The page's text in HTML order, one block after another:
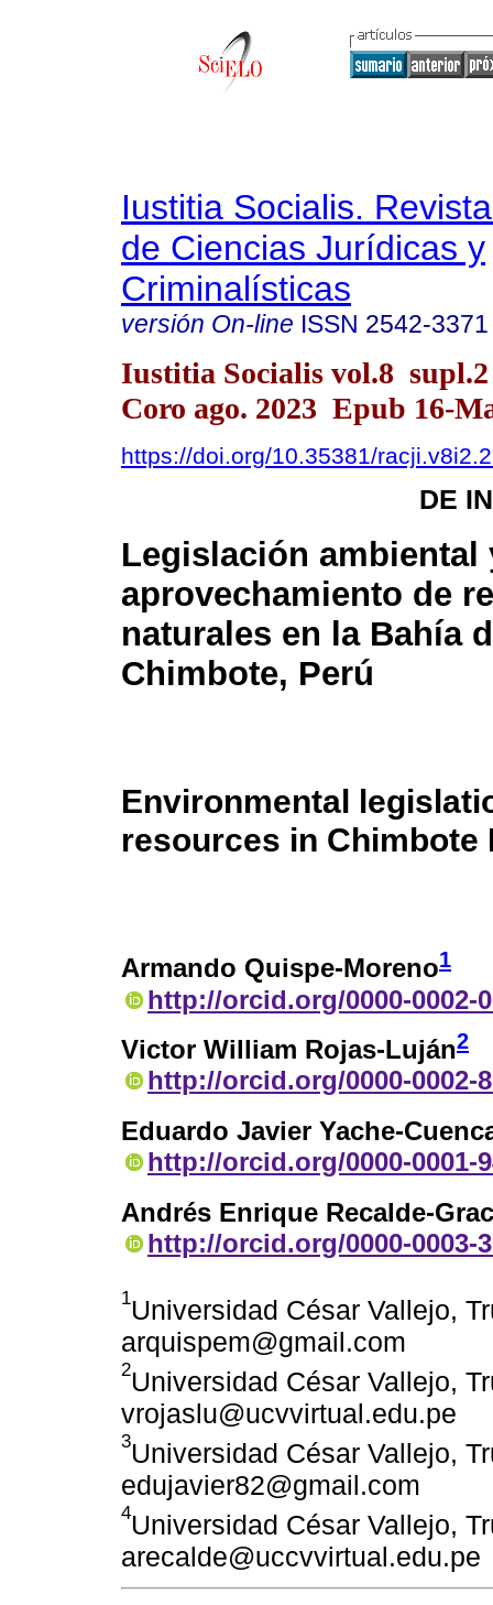
Iustitia Socialis.
de Ciencias Jurídicas y
Criminalísticas
versión On-line ISSN 2542-3371
Iustitia Socialis vol.8 supl.2
Coro ago. 2023 Epub 16-
https://doi.org/10.35381/
DE
Legislación ambiental
aprovechamiento de
naturales en la Bahía
Chimbote, Perú
Environmental
resources in Chimbote
Armando Quispe-Moreno1
http://orcid.org/0000-0002-
Victor William Rojas-Luján2
http://orcid.org/0000-0002-
Eduardo Javier Yache-
http://orcid.org/0000-0001-
Andrés Enrique Recalde-
http://orcid.org/0000-0003-
1Universidad César Vallejo,
arquispem@gmail.com
2Universidad César Vallejo,
vrojaslu@ucvvirtual.edu.pe
3Universidad César Vallejo,
edujavier82@gmail.com
4Universidad César Vallejo,
arecalde@uccvvirtual.edu.pe